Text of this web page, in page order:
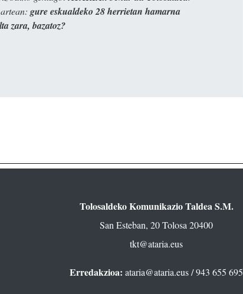
gure eskualdeko 28 herrietan hamarna
zara, bazatoz?
Tolosaldeko Komunikazio Taldea S.M.
San Esteban, 20 Tolosa 20400
tkt@ataria.eus
Erredakzioa: ataria@ataria.eus/ 943 655 695